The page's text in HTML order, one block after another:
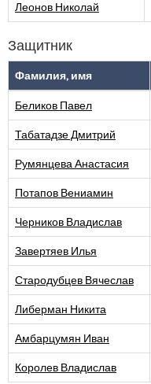
Леонов Николай
Защитник
Фамилия, имя
Беликов Павел
Табатадзе Дмитрий
Румянцева Анастасия
Потапов Вениамин
Черников Владислав
Завертяев Илья
Стародубцев Вячеслав
Либерман Никита
Амбарцумян Иван
Королев Владислав